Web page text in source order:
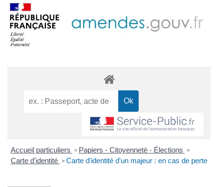
Accueil particuliers > Papiers - Citoyenneté - Élections >
Carte d'identité > Carte d'identité d'un majeur : en cas de perte